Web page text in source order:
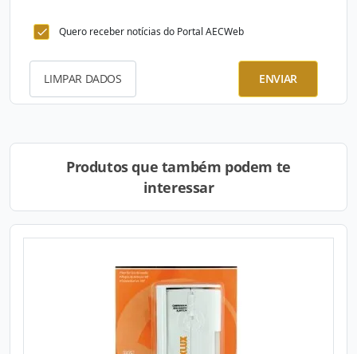
Quero receber notícias do Portal AECWeb
LIMPAR DADOS ENVIAR
Produtos que também podem te
interessar